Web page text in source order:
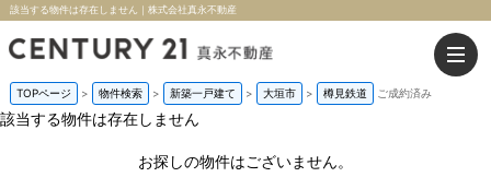
該当する物件は存在しません｜株式会社真永不動産
TOPページ > 物件検索 > 新築一戸建て > 大垣市 > 樽見鉄道 ご成約済み
該当する物件は存在しません
お探しの物件はございません。